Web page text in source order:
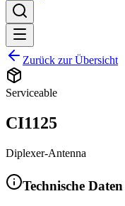
Zurück zur Übersicht
Serviceable
CI1125
Diplexer-Antenna
Technische Daten